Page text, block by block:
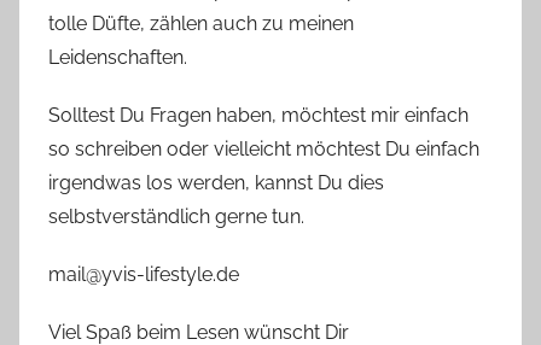
tolle Düfte, zählen auch zu meinen
Leidenschaften.
Solltest Du Fragen haben, möchtest mir einfach
so schreiben oder vielleicht möchtest Du einfach
irgendwas los werden, kannst Du dies
selbstverständlich gerne tun.
mail@yvis-lifestyle.de
Viel Spaß beim Lesen wünscht Dir